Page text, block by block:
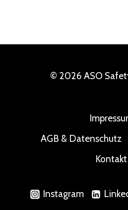
© 2026 ASO
AGB & Datenschutz
Kontakt
Instagram